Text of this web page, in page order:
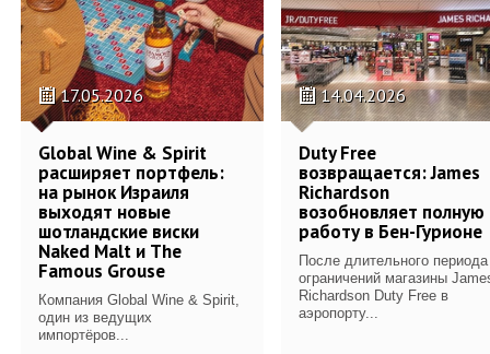
17.05.2026
Global Wine & Spirit
расширяет портфель:
на рынок Израиля
выходят новые
шотландские виски
Naked Malt и The
Famous Grouse
Компания Global Wine & Spirit,
один из ведущих
импортёров...
14.04.2026
Duty Free
возвращается: James
Richardson
возобновляет полную
работу в Бен-Гурионе
После длительного периода
ограничений магазины
Richardson Duty Free в
аэропорту...